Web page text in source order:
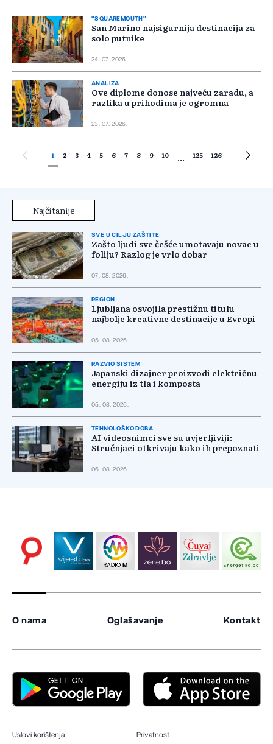
"SQUAREMOUTH"
San Marino najsigurnija destinacija za
solo putnike
24. 07. 2026.
ANALIZA
Ove diplome donose najveću zaradu, a
razlika u prihodima je ogromna
23. 07. 2026.
1 2 3 4 5 6 7 8 9 10 ... 125 126
Najčitanije
SVE U CILJU ZAŠTITE
Zašto ljudi sve češće umotavaju novac u
foliju? Razlog je vrlo dobar
07. 08. 2026.
REGION
Ljubljana osvojila prestižnu titulu
najbolje kreativne destinacije u Evropi
05. 08. 2026.
RAZVIO SISTEM
Japanski dizajner proizvodi električnu
energiju iz tla i komposta
05. 08. 2026.
TEHNOLOŠKO DOBA
AI videosnimci sve su uvjerljiviji:
Stručnjaci otkrivaju kako ih prepoznati
06. 08. 2026.
O nama Oglašavanje Kontakt
Uslovi korištenja Privatnost